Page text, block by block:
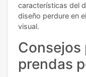
características del
diseño perdure en
visual.
Consejos
prendas